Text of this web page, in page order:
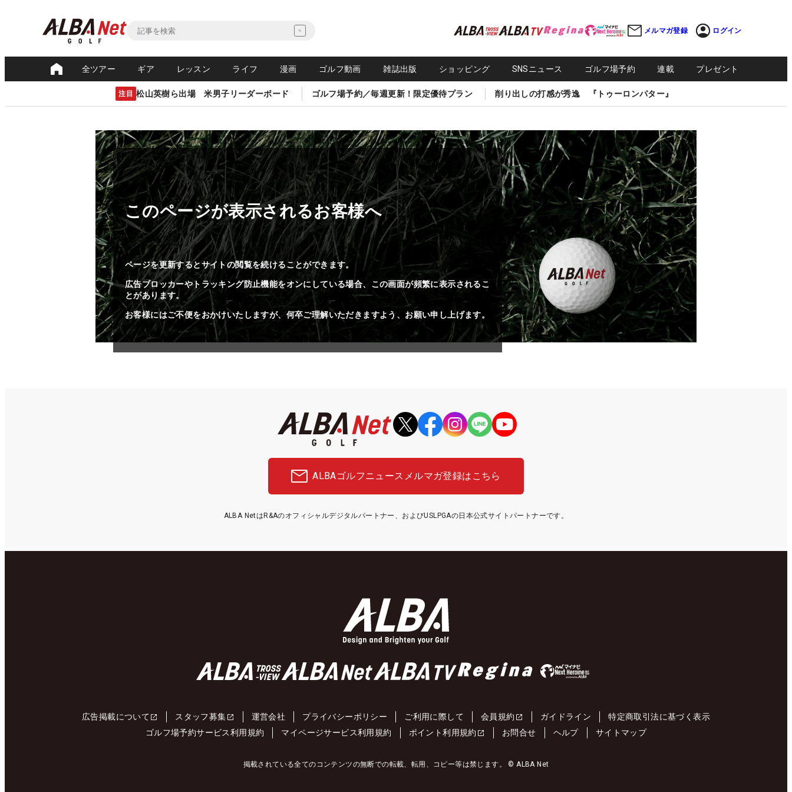
メルマガ登録 ログイン
全ツアー ギア レッスン ライフ 漫画 ゴルフ動画 雑誌出版 ショッピング SNSニュース ゴルフ場予約 連載 プレゼント
注目 松山英樹ら出場 米男子リーダーボード ゴルフ場予約／毎週更新！限定優待プラン 削り出しの打感が秀逸 『トゥーロンパター』
このページが表示されるお客様へ
ページを更新するとサイトの閲覧を続けることができます。
広告ブロッカーやトラッキング防止機能をオンにしている場合、この画面が頻繁に表示されるこ
とがあります。
お客様にはご不便をおかけいたしますが、何卒ご理解いただきますよう、お願い申し上げます。
ALBAゴルフニュース メルマガ登録はこちら
ALBA NetはR&Aのオフィシャルデジタルパートナー、およびUSLPGAの日本公式サイトパートナーです。
広告掲載について スタッフ募集 運営会社 プライバシーポリシー ご利用に際して 会員規約 ガイドライン
特定商取引法に基づく表示
ゴルフ場予約サービス利用規約
マイページサービス利用規約 ポイント利用規約 お問合せ ヘルプ サイトマップ
掲載されている全てのコンテンツの無断での転載、転用、コピー等は禁じます。 © ALBA Net